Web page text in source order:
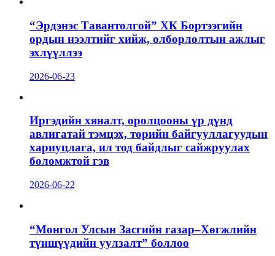
“Эрдэнэс Тавантолгой” ХК Бортээгийн
ордын нээлтийг хийж, олборлолтын ажлыг
эхлүүллээ
2026-06-23
Иргэдийн хяналт, оролцооны үр дүнд
авлигатай тэмцэх, төрийн байгууллагуудын
хариуцлага, ил тод байдлыг сайжруулах
боломжтой гэв
2026-06-22
“Монгол Улсын Засгийн газар–Хөгжлийн
түншүүдийн уулзалт” боллоо